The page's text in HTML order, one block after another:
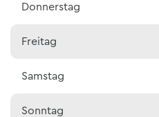
Donnerstag
Freitag
Samstag
Sonntag